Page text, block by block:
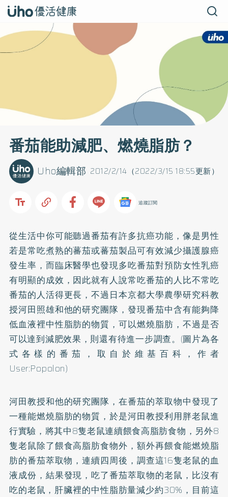
番茄能助減肥、燃燒脂肪？
2012/2/14（2022/3/15 18:55更新）
Uho編輯部
追蹤訂閱
從生活中你可能聽過番茄有許多抗癌功能，像是男性
若是常吃煮熟的蕃茄或蕃茄製品可有效減少攝護腺癌
發生率，而臨床醫學也發現多吃番茄對預防女性乳癌
有明顯的成效，因此就有人說常吃番茄的人比不常吃
番茄的人活得更長，不過日本京都大學農學研究科教
授河田照雄和他的研究團隊，發現番茄中含有能夠降
低血液裡中性脂肪的物質，可以燃燒脂肪，不過是否
可以達到減肥效果，則還有待進一步調查。(圖片為各
式各樣的番茄，取自於維基百科，作者
User:Popolon)
河田教授和他的研究團隊，在番茄的萃取物中發現了
一種能燃燒脂肪的物質，於是河田教授利用胖老鼠進
行實驗，將其中8隻老鼠連續餵食高脂肪食物，另外8
隻老鼠除了餵食高脂肪食物外，額外再餵食能燃燒脂
肪的番茄萃取物，連續四周後，調查這16隻老鼠的血
液成份，結果發現，吃了番茄萃取物的老鼠，比沒有
吃的老鼠，肝臟裡的中性脂肪量減少約30%，目前這